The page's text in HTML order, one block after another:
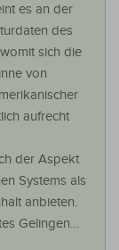
es an der
des
sich die
von
aufrecht
der Aspekt
Systems als
anbieten.
Gelingen…